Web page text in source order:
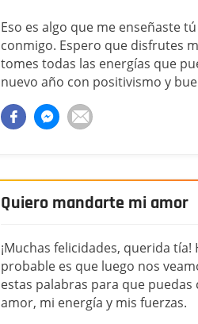
Eso es algo que me enseñaste
conmigo. Espero que disfrutes
tomes todas las energías que
nuevo año con positivismo y
Quiero mandarte mi amor
¡Muchas felicidades, querida
probable es que luego nos
estas palabras para que
amor, mi energía y mis fuerzas.